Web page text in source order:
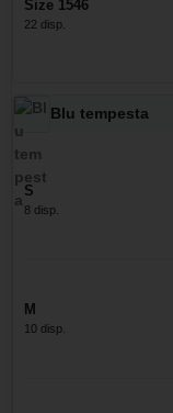
Size 1546
22 disp.
Blu tempesta
S
8 disp.
M
10 disp.